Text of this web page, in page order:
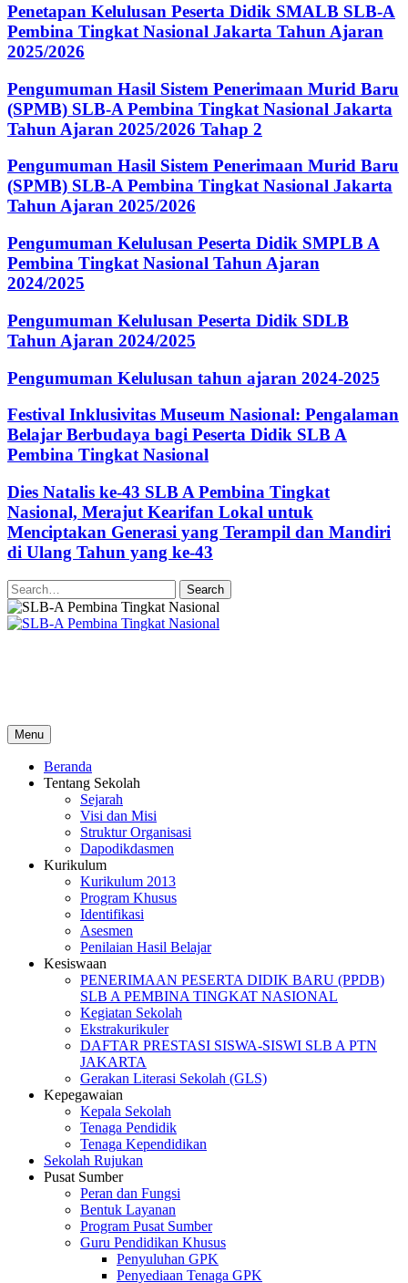
Penetapan Kelulusan Peserta Didik SMALB SLB-A
Pembina Tingkat Nasional Jakarta Tahun Ajaran
2025/2026
Pengumuman Hasil Sistem Penerimaan Murid Baru
(SPMB) SLB-A Pembina Tingkat Nasional Jakarta
Tahun Ajaran 2025/2026 Tahap 2
Pengumuman Hasil Sistem Penerimaan Murid Baru
(SPMB) SLB-A Pembina Tingkat Nasional Jakarta
Tahun Ajaran 2025/2026
Pengumuman Kelulusan Peserta Didik SMPLB A
Pembina Tingkat Nasional Tahun Ajaran
2024/2025
Pengumuman Kelulusan Peserta Didik SDLB
Tahun Ajaran 2024/2025
Pengumuman Kelulusan tahun ajaran 2024-2025
Festival Inklusivitas Museum Nasional: Pengalaman
Belajar Berbudaya bagi Peserta Didik SLB A
Pembina Tingkat Nasional
Dies Natalis ke-43 SLB A Pembina Tingkat
Nasional, Merajut Kearifan Lokal untuk
Menciptakan Generasi yang Terampil dan Mandiri
di Ulang Tahun yang ke-43
Search
Menu
Beranda
Tentang Sekolah
Sejarah
Visi dan Misi
Struktur Organisasi
Dapodikdasmen
Kurikulum
Kurikulum 2013
Program Khusus
Identifikasi
Asesmen
Penilaian Hasil Belajar
Kesiswaan
PENERIMAAN PESERTA DIDIK BARU (PPDB)
SLB A PEMBINA TINGKAT NASIONAL
Kegiatan Sekolah
Ekstrakurikuler
DAFTAR PRESTASI SISWA-SISWI SLB A PTN
JAKARTA
Gerakan Literasi Sekolah (GLS)
Kepegawaian
Kepala Sekolah
Tenaga Pendidik
Tenaga Kependidikan
Sekolah Rujukan
Pusat Sumber
Peran dan Fungsi
Bentuk Layanan
Program Pusat Sumber
Guru Pendidikan Khusus
Penyuluhan GPK
Penyediaan Tenaga GPK